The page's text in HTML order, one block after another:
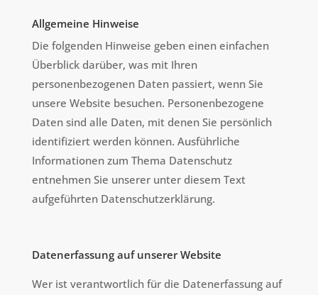
Allgemeine Hinweise
Die folgenden Hinweise geben einen einfachen
Überblick darüber, was mit Ihren
personenbezogenen Daten passiert, wenn Sie
unsere Website besuchen. Personenbezogene
Daten sind alle Daten, mit denen Sie persönlich
identifiziert werden können. Ausführliche
Informationen zum Thema Datenschutz
entnehmen Sie unserer unter diesem Text
aufgeführten Datenschutzerklärung.
Datenerfassung auf unserer Website
Wer ist verantwortlich für die Datenerfassung auf